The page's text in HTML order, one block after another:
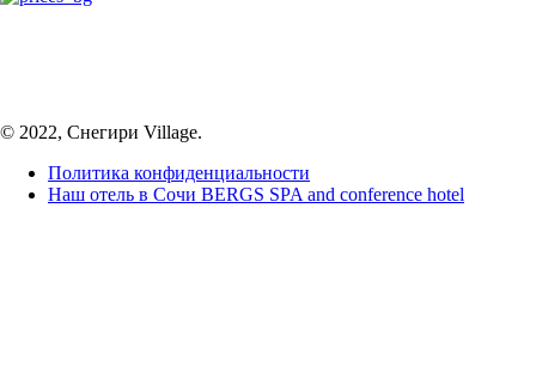
© 2022, Снегири Village.
Политика конфиденциальности
Наш отель в Сочи BERGS SPA and conference hotel